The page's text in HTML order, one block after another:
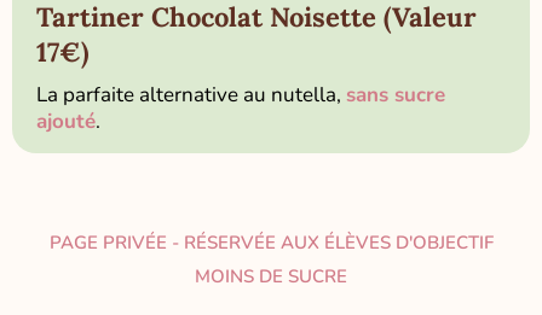
Tartiner Chocolat Noisette (Valeur
17€)
La parfaite alternative au nutella, sans sucre
ajouté.
PAGE PRIVÉE - RÉSERVÉE AUX ÉLÈVES D'OBJECTIF
MOINS DE SUCRE